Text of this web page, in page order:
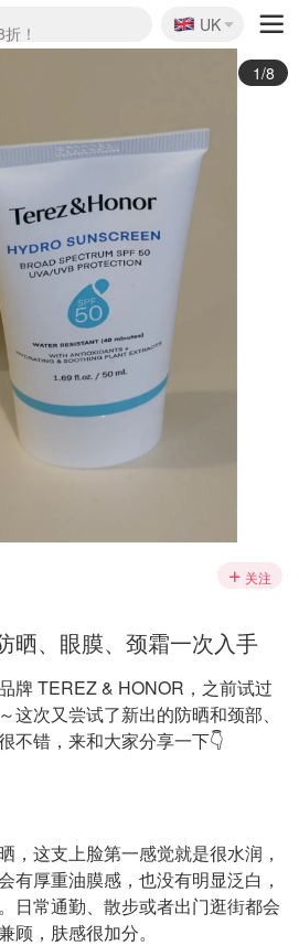
！
🇬🇧
UK
2/8
关注
晒、眼膜、颈霜一次入手
牌 TEREZ & HONOR，之前试过
这次又尝试了新出的防晒和颈部、
不错，来和大家分享一下👇
，这支上脸第一感觉就是很水润，
有厚重油膜感，也没有明显泛白，
日常通勤、散步或者出门逛街都会
顾，肤感很加分。